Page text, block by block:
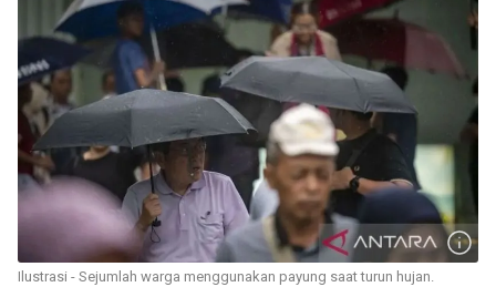
Ilustrasi - Sejumlah warga menggunakan payung saat turun hujan.